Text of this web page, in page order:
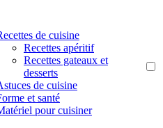
diététiques
de cuisine
Recettes apéritif
Recettes gateaux et
desserts
de cuisine
et santé
pour cuisiner